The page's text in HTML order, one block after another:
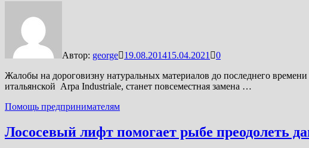
Автор: george 19.08.201415.04.2021
0
Жалобы на дороговизну натуральных материалов до последнего
итальянской Arpa Industriale, станет повсеместная замена …
Помощь предпринимателям
Лососевый лифт помогает рыбе преодолеть